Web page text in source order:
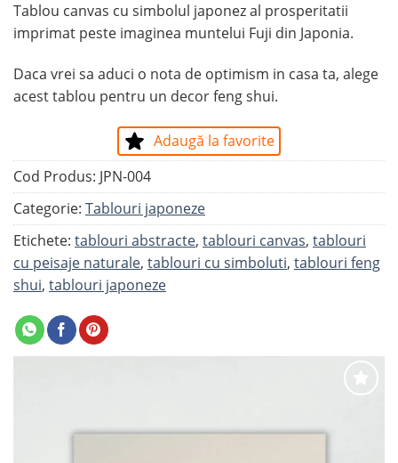
Tablou canvas cu simbolul japonez al prosperitatii
imprimat peste imaginea muntelui Fuji din Japonia.
Daca vrei sa aduci o nota de optimism in casa ta, alege
acest tablou pentru un decor feng shui.
Adaugă la favorite
Cod Produs: JPN-004
Categorie: Tablouri japoneze
Etichete: tablouri abstracte, tablouri canvas, tablouri
cu peisaje naturale, tablouri cu simboluti, tablouri feng
shui, tablouri japoneze